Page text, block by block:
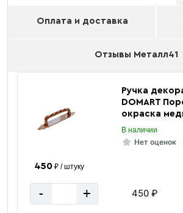
Оплата и доставка
Отзывы Металл41
Ручка
DOMART
окраска
В наличии
Нет оценок
450₽ / штуку
- + 450 ₽